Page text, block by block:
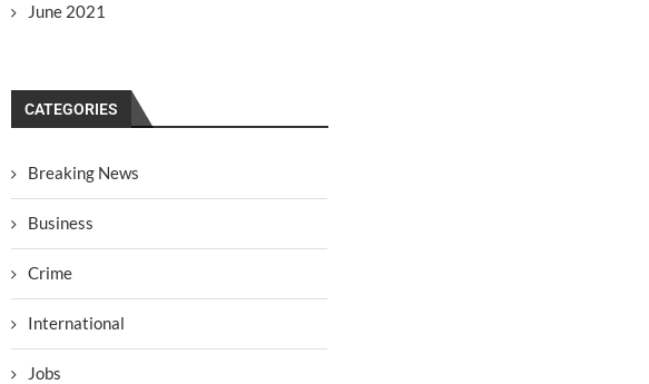
June 2021
CATEGORIES
Breaking News
Business
Crime
International
Jobs